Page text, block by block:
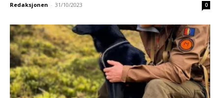
Redaksjonen - 31/10/2023 0